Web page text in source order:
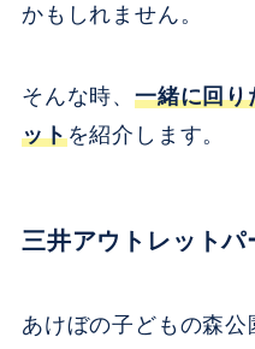
かもしれません。
そんな時、 一緒に回り
ットを紹介します。
三井アウトレットパ
あけぼの子どもの森公